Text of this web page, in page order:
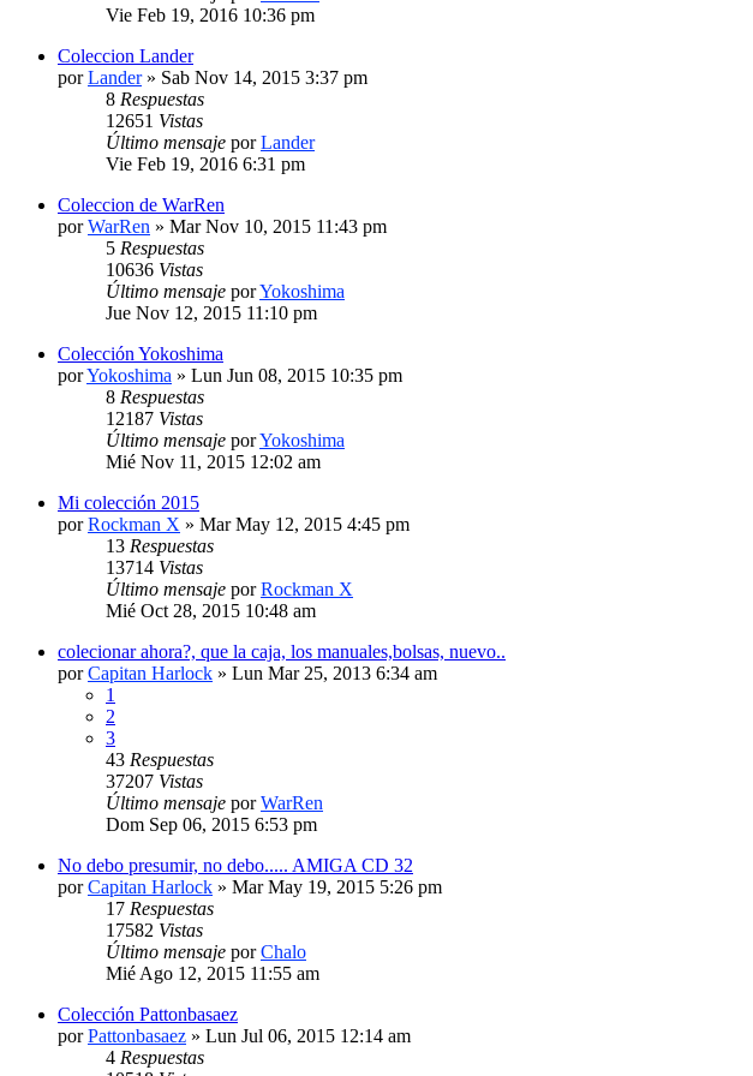
Vie Feb 19, 2016 10:36 pm
Coleccion Lander
porLander» Sab Nov 14, 2015 3:37 pm
8 Respuestas
12651 Vistas
Último mensaje porLander
Vie Feb 19, 2016 6:31 pm
Coleccion de WarRen
porWarRen » Mar Nov 10, 2015 11:43 pm
5 Respuestas
10636 Vistas
Último mensaje porYokoshima
Jue Nov 12, 2015 11:10 pm
Colección Yokoshima
porYokoshima » Lun Jun 08, 2015 10:35 pm
8 Respuestas
12187 Vistas
Último mensaje porYokoshima
Mié Nov 11, 2015 12:02 am
Mi colección 2015
porRockman X » Mar May 12, 2015 4:45 pm
13 Respuestas
13714 Vistas
Último mensaje porRockman X
Mié Oct 28, 2015 10:48 am
colecionar ahora?, que la caja, los manuales,bolsas, nuevo..
porCapitan Harlock » Lun Mar 25, 2013 6:34 am
1
2
3
43 Respuestas
37207 Vistas
Último mensaje porWarRen
Dom Sep 06, 2015 6:53 pm
No debo presumir, no debo..... AMIGA CD 32
porCapitan Harlock » Mar May 19, 2015 5:26 pm
17 Respuestas
17582 Vistas
Último mensaje porChalo
Mié Ago 12, 2015 11:55 am
Colección Pattonbasaez
porPattonbasaez » Lun Jul 06, 2015 12:14 am
4 Respuestas